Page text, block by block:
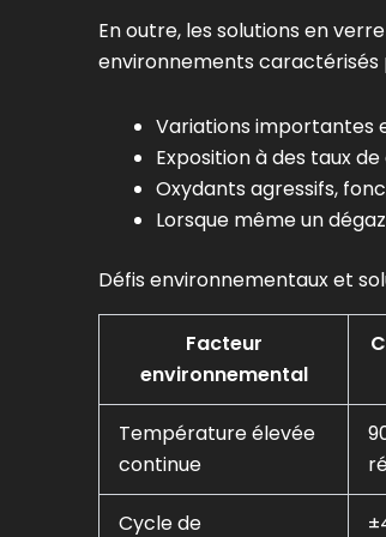
En outre, les solutions en
environnements caractérisés
Variations importantes
Exposition à des taux
Oxydants agressifs,
Lorsque même un
Défis environnementaux et
Facteur
environnemental
Température élevée
continue
Cycle de